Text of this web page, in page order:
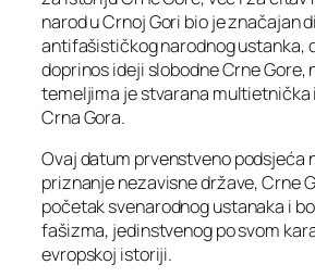
narod u Crnoj Gori bio je značajan
antifašističkog narodnog ustanka,
doprinos ideji slobodne Crne Gore,
temeljima je stvarana
Crna Gora.
Ovaj datum prvenstveno podsjeća
priznanje nezavisne države, Crne
početak svenarodnog ustanaka i
fašizma, jedinstvenog po svom
evropskoj istoriji.